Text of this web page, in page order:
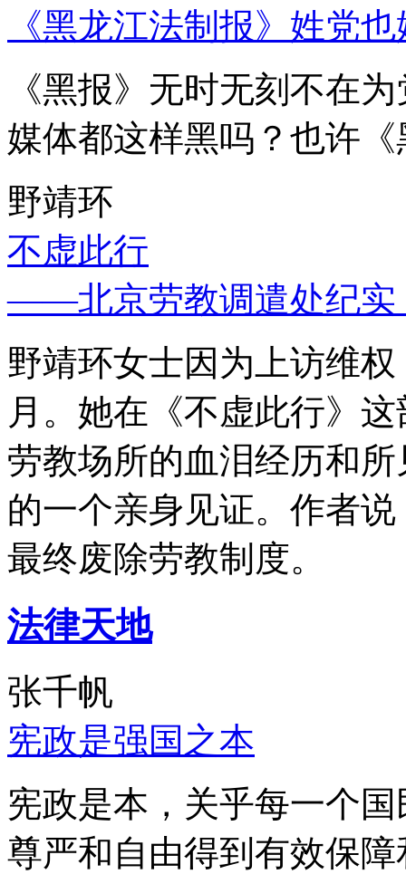
《黑龙江法制报》姓党
《黑报》无时无刻不在
媒体都这样黑吗？也许
野靖环
不虚此行
——北京劳教调遣处纪实
野靖环女士因为上访维
月。她在《不虚此行》
劳教场所的血泪经历和
的一个亲身见证。作者
最终废除劳教制度。
法律天地
张千帆
宪政是强国之本
宪政是本，关乎每一个
尊严和自由得到有效保